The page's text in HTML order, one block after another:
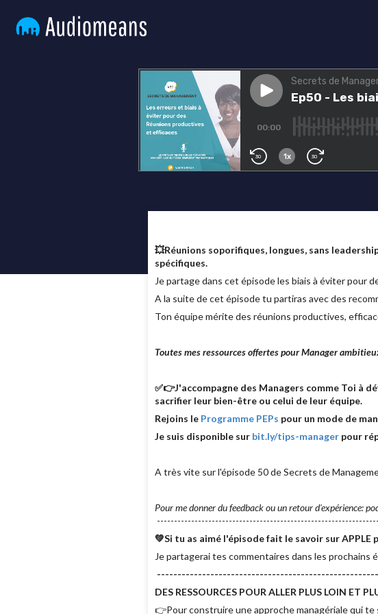
💥Réunions soporifiques, longues, sans
spécifiques.
Je partage dans cet épisode les biais à éviter pour
A la suite de cet épisode tu partiras avec des
Ton équipe mérite des réunions productives,
Toutes mes ressources offertes pour Manager
✅👉J'accompagne des Managers comme Toi à
sacrifier leur bien-être ou celui de leur équipe.
Rejoins le Programme PEPs pour un mode de
Je suis disponible sur bit.ly/tips-managerpour
A très vite sur l'épisode 50 de Secrets de
Pour me donner du feedback ou un retour d'expérience:
-----------------------------------------------------------------
💚Si tu as aimé l'épisode fait le savoir sur
Je partagerai tes commentaires dans les prochains
DES RESSOURCES POUR ALLER PLUS LOIN ET
👉Pour construire une approche managériale qui